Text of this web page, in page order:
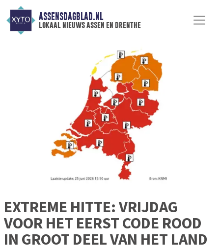
ASSENSDAGBLAD.NL
lokaal nieuws assen en drenthe
EXTREME HITTE: VRIJDAG
VOOR HET EERST CODE ROOD
IN GROOT DEEL VAN HET LAND